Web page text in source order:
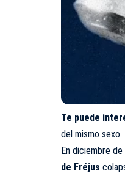
Te puede
del mismo sexo
En diciembre
de Fréjus